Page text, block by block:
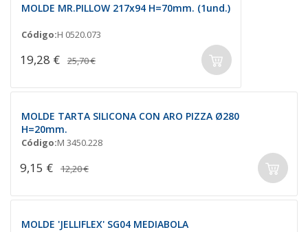
MOLDE MR.PILLOW 217x94 H=70mm. (1und.)
Código:H 0520.073
19,28 € 25,70 €
MOLDE TARTA SILICONA CON ARO PIZZA Ø280
H=20mm.
Código:M 3450.228
9,15 € 12,20 €
MOLDE 'JELLIFLEX' SG04 MEDIABOLA